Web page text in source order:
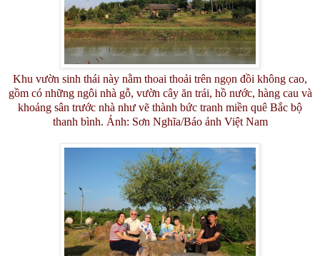
Khu vườn sinh thái này nằm thoai thoải trên ngọn đồi không cao,
gồm có những ngôi nhà gỗ, vườn cây ăn trái, hồ nước, hàng cau và
khoảng sân trước nhà như vẽ thành bức tranh miền quê Bắc bộ
thanh bình. Ảnh: Sơn Nghĩa/Báo ảnh Việt Nam